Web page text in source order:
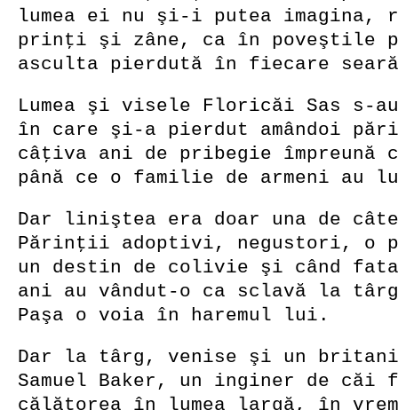
lumea ei nu şi-i putea imagina,
prinţi şi zâne, ca în poveştile
asculta pierdută în fiecare
Lumea şi visele Floricăi Sas s-
în care şi-a pierdut amândoi
câţiva ani de pribegie împreună
până ce o familie de armeni au
Dar liniştea era doar una de
Părinţii adoptivi, negustori, o
un destin de colivie şi când
ani au vândut-o ca sclavă la
Paşa o voia în haremul lui.
Dar la târg, venise şi un
Samuel Baker, un inginer de căi
călătorea în lumea largă, în